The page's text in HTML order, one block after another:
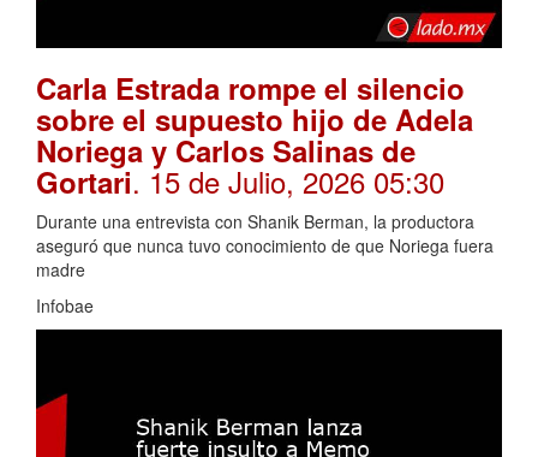
Carla Estrada rompe el silencio
sobre el supuesto hijo de Adela
Noriega y Carlos Salinas de
Gortari. 15 de Julio, 2026 05:30
Durante una entrevista con Shanik Berman, la productora
aseguró que nunca tuvo conocimiento de que Noriega fuera
madre
Infobae